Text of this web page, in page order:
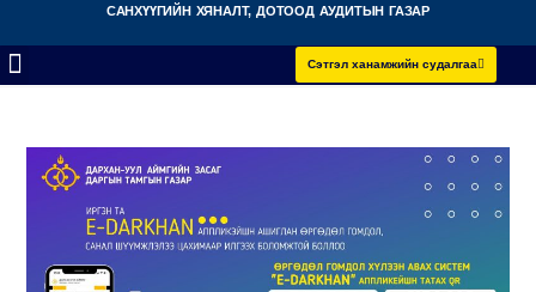
САНХҮҮГИЙН ХЯНАЛТ, ДОТООД АУДИТЫН ГАЗАР
Сэтгэл ханамжийн судалгаа